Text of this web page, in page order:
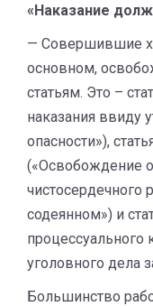
«Наказание
— Совершившие
основном,
статьям. Это –
наказания ввиду
опасности»),
(«Освобождение
чистосердечного
содеянном») и
процессуального
уголовного дела
Большинство